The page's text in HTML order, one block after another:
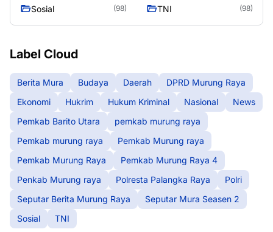
Sosial (98) TNI (98)
Label Cloud
Berita Mura Budaya Daerah
DPRD Murung Raya
Ekonomi
Hukrim Hukum Kriminal Nasional
News
Pemkab Barito Utara
pemkab murung raya
Pemkab murung raya
Pemkab Murung raya
Pemkab Murung Raya
Pemkab Murung Raya 4
Penkab Murung raya
Polresta Palangka Raya
Polri
Seputar Berita Murung Raya
Seputar Mura Seasen 2
Sosial
TNI